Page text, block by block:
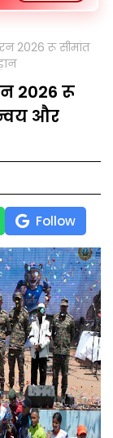
रन 2026 रू सीमांत
2026 रू
और
Follow